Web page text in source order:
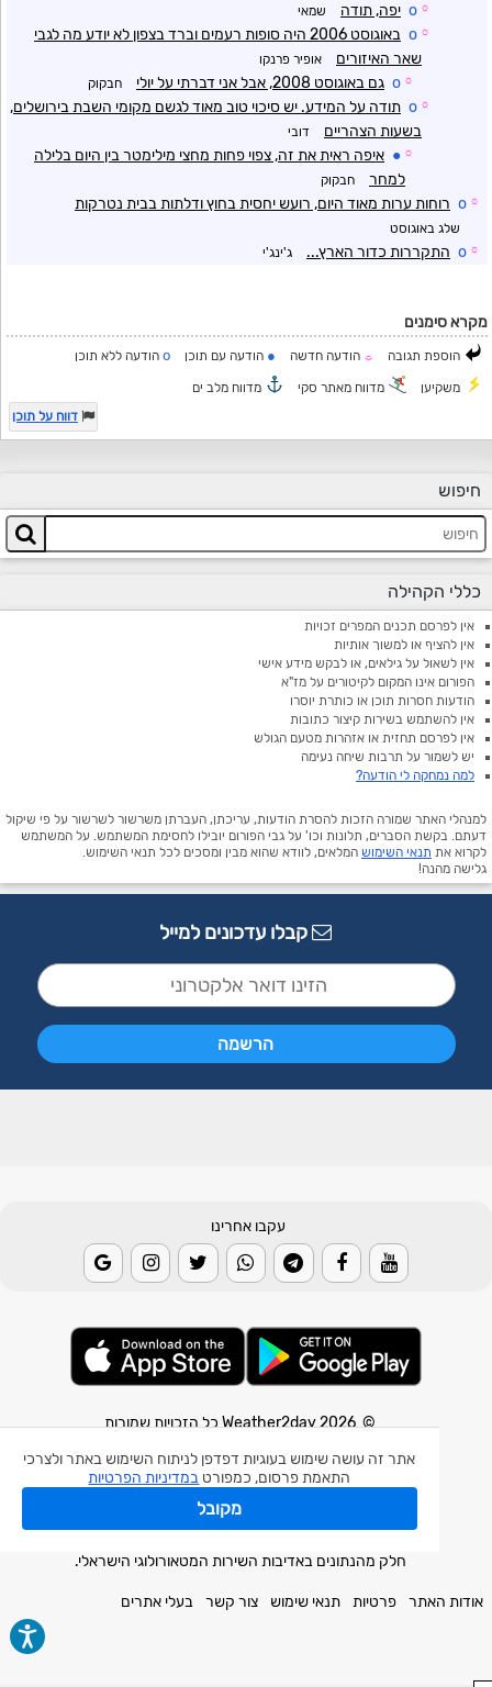
אתר זה עושה שימוש בעוגיות דפדפן לניתוח השימוש באתר ולצרכי
התאמת פרסום, כמפורט במדיניות הפרטיות
מקובל
☼
o יפה, תודה שמאי
☼
o
באוגוסט 2006 היה סופות רעמים וברד בצפון לא יודע מה לגבי
שאר האיזורים
אופיר פרנקו
☼
o גם באוגוסט 2008, אבל אני דברתי על יולי חבקוק
☼
o תודה על המידע. יש סיכוי טוב מאוד לגשם מקומי השבת בירושלים,
בשעות הצהריים
דובי
☼
● איפה ראית את זה, צפוי פחות מחצי מילימטר בין היום בלילה
למחר
חבקוק
☼
o רוחות ערות מאוד היום, רועש יחסית בחוץ ודלתות בבית נטרקות
שלג באוגוסט
☼
o התקררות כדור הארץ... ג'ינג'י
מקרא סימנים
הוספת תגובה ☼ הודעה חדשה ● הודעה עם תוכן o הודעה ללא תוכן
משקיען מדווח מאתר סקי
מדווח מלב ים
דווח על תוכן
חיפוש
כללי הקהילה
אין לפרסם תכנים המפרים זכויות
אין להציף או למשוך אותיות
אין לשאול על גילאים, או לבקש מידע אישי
הפורום אינו המקום לקיטורים על מז"א
הודעות חסרות תוכן או כותרת יוסרו
אין להשתמש בשירות קיצור כתובות
אין לפרסם תחזית או אזהרות מטעם הגולש
יש לשמור על תרבות שיחה נעימה
למה נמחקה לי הודעה?
למנהלי האתר שמורה הזכות להסרת הודעות, עריכתן, העברתן משרשור לשרשור על פי שיקול
דעתם. בקשת הסברים, תלונות וכו' על גבי הפורום יובילו לחסימת המשתמש. על המשתמש
לקרוא את תנאי השימוש המלאים, לוודא שהוא מבין ומסכים לכל תנאי השימוש.
גלישה מהנה!
קבלו עדכונים למייל
עקבו אחרינו
© 2026 Weather2day כל הזכויות שמורות
אפליקצית מזג אוויר
אפליקצית רעידת אדמה
אפליקצית מכ"ם גשם
חלק מהנתונים באדיבות השירות המטאורולוגי הישראלי.
אודות האתר פרטיות תנאי שימוש צור קשר בעלי אתרים